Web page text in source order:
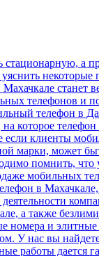
а
станет
телефонов и
телефон в
которое телефон
если клиенты
марки, может
помнить, что
мобильных
в Махачкале,
а также
номера и
У нас вы
работы дается